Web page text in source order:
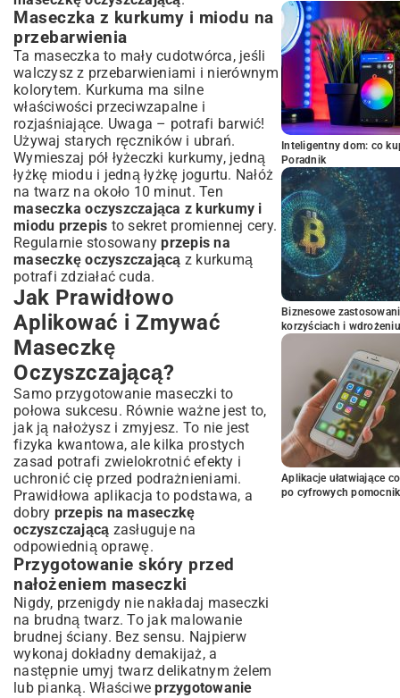
Maseczka z kurkumy i miodu na
przebarwienia
Ta maseczka to mały cudotwórca, jeśli
walczysz z przebarwieniami i nierównym
kolorytem. Kurkuma ma silne
właściwości przeciwzapalne i
rozjaśniające. Uwaga – potrafi barwić!
Używaj starych ręczników i ubrań.
Wymieszaj pół łyżeczki kurkumy, jedną
łyżkę miodu i jedną łyżkę jogurtu. Nałóż
na twarz na około 10 minut. Ten
maseczka oczyszczająca z kurkumy i
miodu przepis to sekret promiennej cery.
Regularnie stosowanyprzepis na
maseczkę oczyszczającą z kurkumą
potrafi zdziałać cuda.
Jak Prawidłowo
Aplikować i Zmywać
Maseczkę
Oczyszczającą?
Samo przygotowanie maseczki to
połowa sukcesu. Równie ważne jest to,
jak ją nałożysz i zmyjesz. To nie jest
fizyka kwantowa, ale kilka prostych
zasad potrafi zwielokrotnić efekty i
uchronić cię przed podrażnieniami.
Prawidłowa aplikacja to podstawa, a
dobry przepis na maseczkę
oczyszczającą zasługuje na
odpowiednią oprawę.
Przygotowanie skóry przed
nałożeniem maseczki
Nigdy, przenigdy nie nakładaj maseczki
na brudną twarz. To jak malowanie
brudnej ściany. Bez sensu. Najpierw
wykonaj dokładny demakijaż, a
następnie umyj twarz delikatnym żelem
lub pianką. Właściweprzygotowanie
Inteligentny dom: co
Poradnik
Biznesowe
korzyściach i wdrożeniu
Aplikacje ułatwiające
po cyfrowych